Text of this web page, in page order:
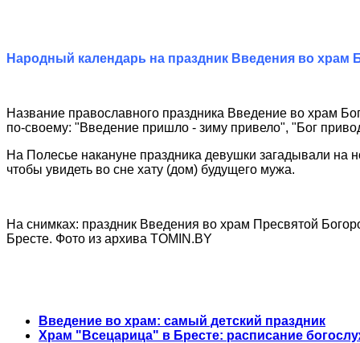
Народный календарь на праздник Введения во храм
Название православного праздника Введение во храм
по-своему: "Введение пришло - зиму привело", "Бог
На Полесье накануне праздника девушки загадывали на
чтобы увидеть во сне хату (дом) будущего мужа.
На снимках: праздник Введения во храм Пресвятой
Бресте. Фото из архива TOMIN.BY
Введение во храм: самый детский праздник
Храм "Всецарица" в Бресте: расписание